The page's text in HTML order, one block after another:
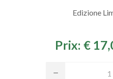
Edizione
Prix: €